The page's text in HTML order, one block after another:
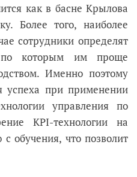
как в басне Крылова
Более того, наиболее
сотрудники определят
по которым им проще
Именно поэтому
успеха при применении
управления по
KPI-технологии на
обучения, что позволит